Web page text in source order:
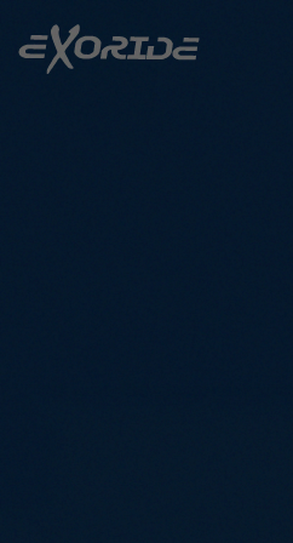
Accéder au contenu principal